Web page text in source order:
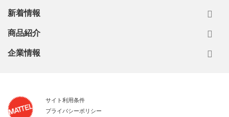
新着情報
商品紹介
企業情報
サイト利用条件
プライバシーポリシー